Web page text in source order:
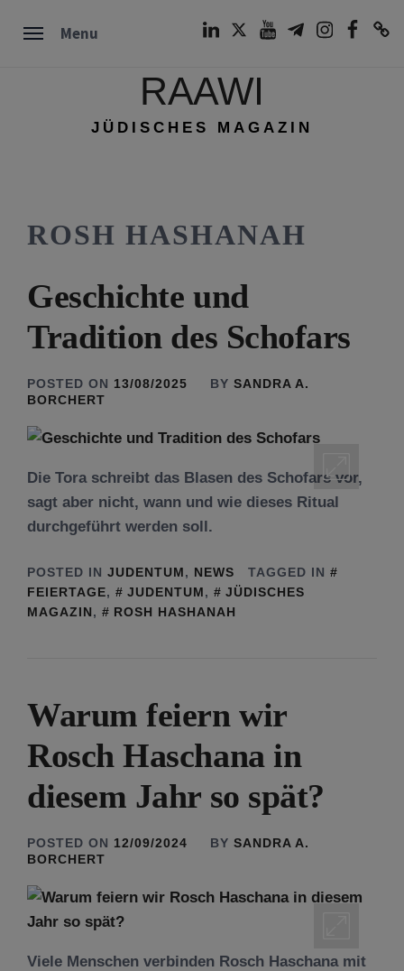
Menu
RAAWI
JÜDISCHES MAGAZIN
ROSH HASHANAH
Geschichte und
Tradition des Schofars
POSTED ON 13/08/2025 BY SANDRA A.
BORCHERT
Die Tora schreibt das Blasen des Schofars vor,
sagt aber nicht, wann und wie dieses Ritual
durchgeführt werden soll.
POSTED IN JUDENTUM, NEWS
TAGGED IN
FEIERTAGE, JUDENTUM,
JÜDISCHES
MAGAZIN, ROSH HASHANAH
Warum feiern wir
Rosch Haschana in
diesem Jahr so spät?
POSTED ON 12/09/2024 BY SANDRA A.
BORCHERT
Viele Menschen verbinden Rosch Haschana mit